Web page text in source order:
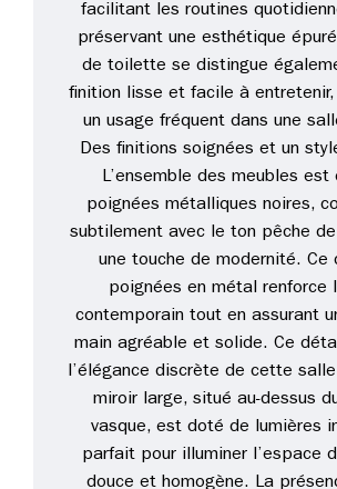
facilitant les routines
préservant une esthétique
de toilette se distingue
finition lisse et facile à
un usage fréquent dans une
Des finitions soignées et un
L’ensemble des meubles est
poignées métalliques noires,
subtilement avec le ton pêche
une touche de modernité. Ce
poignées en métal renforce
contemporain tout en assurant
main agréable et solide. Ce
l’élégance discrète de cette
miroir large, situé au-dessus
vasque, est doté de lumières
parfait pour illuminer l’espace
douce et homogène. La